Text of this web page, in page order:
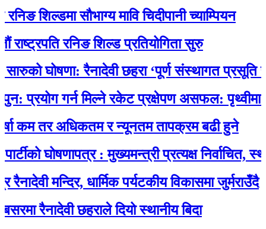
सौभाग्य मावि चिदीपानी च्याम्पियन
रनिङ शिल्ड प्रतियोगिता सुरु
घोषणा: रैनादेवी छहरा ‘पूर्ण संस्थागत प्रसूति
गर्न मिल्ने रकेट प्रक्षेपण असफल: पृथ्वीमा
तर अधिकतम र न्यूनतम तापक्रम बढी हुने
घोषणापत्र : मुख्यमन्त्री प्रत्यक्ष निर्वाचित,
मन्दिर, धार्मिक पर्यटकीय विकासमा जुर्मराउँदै
रैनादेवी छहराले दियो स्थानीय बिदा